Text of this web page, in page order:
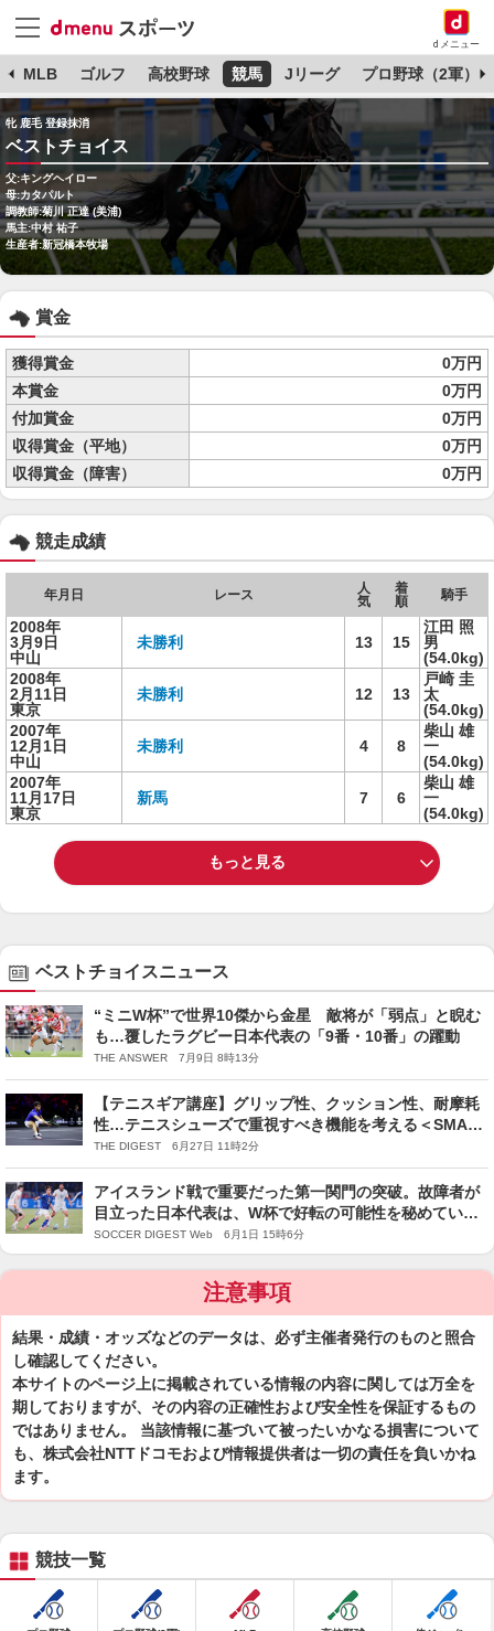
dメニュー
MLB ゴルフ 高校野球 競馬 Jリーグ プロ野球（2軍）
牝 鹿毛 登録抹消
ベストチョイス
父:キングヘイロー
母:カタパルト
調教師:菊川 正達 (美浦)
馬主:中村 祐子
生産者:新冠橋本牧場
賞金
獲得賞金
0万円
本賞金
0万円
付加賞金
0万円
収得賞金（平地）
0万円
収得賞金（障害）
0万円
競走成績
年月日 レース
人
気
着
順
騎手
2008年
3月9日
中山
未勝利 13 15
江田 照
男
(54.0kg)
2008年
2月11日
東京
未勝利 12 13
戸崎 圭
太
(54.0kg)
2007年
12月1日
中山
未勝利 4 8
柴山 雄
一
(54.0kg)
2007年
11月17日
東京
新馬 7 6
柴山 雄
一
(54.0kg)
もっと見る
ベストチョイスニュース
“ミニW杯”で世界10傑から金星 敵将が「弱点」と睨む
も…覆したラグビー日本代表の「9番・10番」の躍動
THE ANSWER 7月9日 8時13分
【テニスギア講座】グリップ性、クッション性、耐摩耗
性…テニスシューズで重視すべき機能を考える＜SMASH
＞
THE DIGEST 6月27日 11時2分
アイスランド戦で重要だった第一関門の突破。故障者が
目立った日本代表は、W杯で好転の可能性を秘めている
【識者コラム】
SOCCER DIGEST Web 6月1日 15時6分
注意事項
結果・成績・オッズなどのデータは、必ず主催者発行のものと照合
し確認してください。
本サイトのページ上に掲載されている情報の内容に関しては万全を
期しておりますが、その内容の正確性および安全性を保証するもの
ではありません。 当該情報に基づいて被ったいかなる損害について
も、株式会社NTTドコモおよび情報提供者は一切の責任を負いかね
ます。
競技一覧